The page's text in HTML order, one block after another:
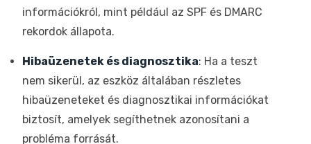
információkról, mint például az SPF és DMARC
rekordok állapota.
Hibaüzenetek és diagnosztika: Ha a teszt
nem sikerül, az eszköz általában részletes
hibaüzeneteket és diagnosztikai információkat
biztosít, amelyek segíthetnek azonosítani a
probléma forrását.